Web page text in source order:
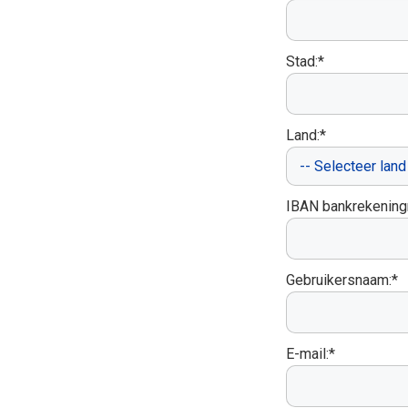
Stad:*
Land:*
IBAN
Gebruikersnaam:*
E-mail:*